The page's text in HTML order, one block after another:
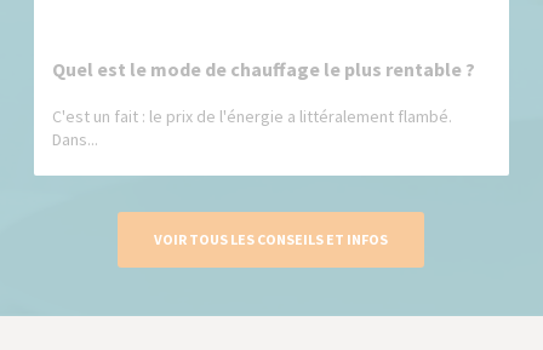
Quel est le mode de chauffage le plus rentable ?
C'est un fait : le prix de l'énergie a littéralement flambé.
Dans...
VOIR TOUS LES CONSEILS ET INFOS